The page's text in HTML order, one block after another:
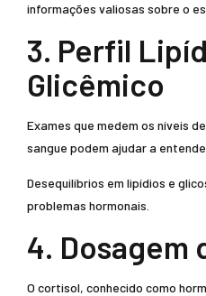
informações valiosas sobre o
3. Perfil
Glicêmico
Exames que medem os níveis
sangue podem ajudar a
Desequilíbrios em lipídios e
problemas hormonais.
4. Dosagem
O cortisol, conhecido como